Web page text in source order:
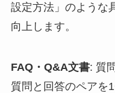
設定方法」のような
向上します。
FAQ・Q&A文書: 質
質問と回答のペアを